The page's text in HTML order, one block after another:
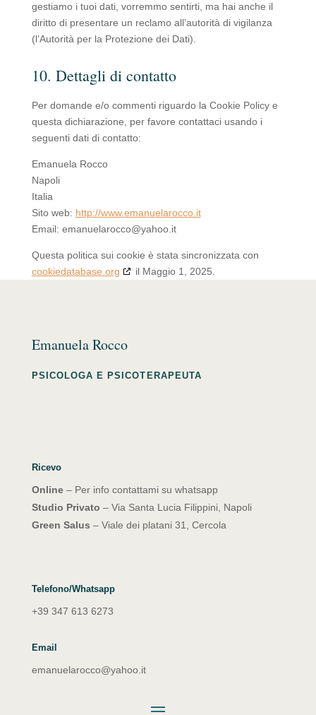
gestiamo i tuoi dati, vorremmo sentirti, ma hai anche il
diritto di presentare un reclamo all’autorità di vigilanza
(l’Autorità per la Protezione dei Dati).
10. Dettagli di contatto
Per domande e/o commenti riguardo la Cookie Policy e
questa dichiarazione, per favore contattaci usando i
seguenti dati di contatto:
Emanuela Rocco
Napoli
Italia
Sito web: http://www.emanuelarocco.it
Email: emanuelarocco@yahoo.it
Questa politica sui cookie è stata sincronizzata con
cookiedatabase.org
il Maggio 1, 2025.
Emanuela Rocco
PSICOLOGA E PSICOTERAPEUTA
Ricevo
Online– Per info contattami su whatsapp
Studio Privato – Via Santa Lucia Filippini, Napoli
Green Salus – Viale dei platani 31, Cercola
Telefono/Whatsapp
+39 347 613 6273
Email
emanuelarocco@yahoo.it